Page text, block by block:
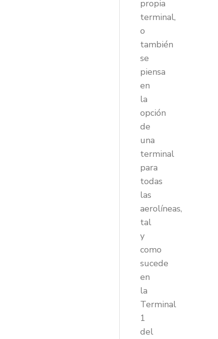
propia
terminal,
o
también
se
piensa
en
la
opción
de
una
terminal
para
todas
las
aerolíneas,
tal
y
como
sucede
en
la
Terminal
1
del